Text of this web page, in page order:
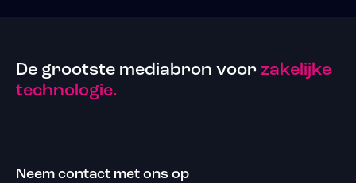
De grootste mediabron voor zakelijke
technologie.
Neem contact met ons op